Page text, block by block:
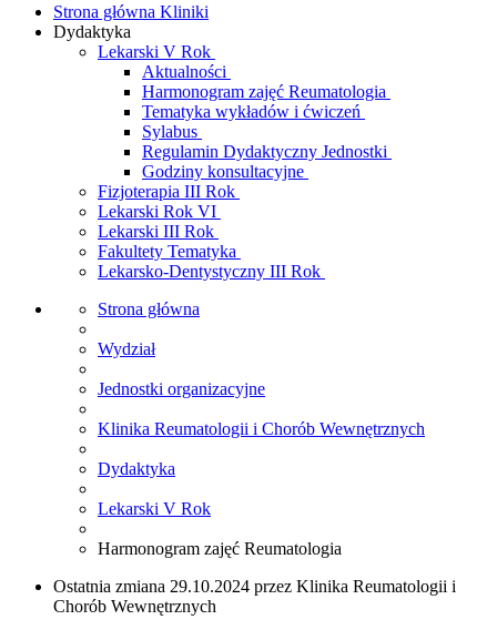
Strona główna Kliniki
Dydaktyka
Lekarski V Rok
Aktualności
Harmonogram zajęć Reumatologia
Tematyka wykładów i ćwiczeń
Sylabus
Regulamin Dydaktyczny Jednostki
Godziny konsultacyjne
Fizjoterapia III Rok
Lekarski Rok VI
Lekarski III Rok
Fakultety Tematyka
Lekarsko-Dentystyczny III Rok
Strona główna
Wydział
Jednostki organizacyjne
Klinika Reumatologii i Chorób Wewnętrznych
Dydaktyka
Lekarski V Rok
Harmonogram zajęć Reumatologia
Ostatnia zmiana 29.10.2024 przez Klinika Reumatologii i
Chorób Wewnętrznych